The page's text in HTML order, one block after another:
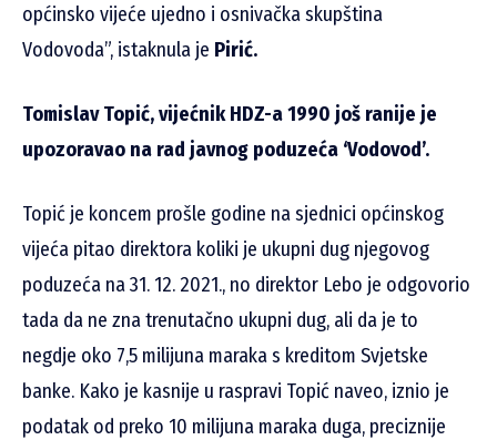
općinsko vijeće ujedno i osnivačka skupština
Vodovoda”, istaknula je Pirić.
Tomislav Topić, vijećnik HDZ-a 1990 još ranije je
upozoravao na rad javnog poduzeća ‘Vodovod’.
Topić je koncem prošle godine na sjednici općinskog
vijeća pitao direktora koliki je ukupni dug njegovog
poduzeća na 31. 12. 2021., no direktor Lebo je odgovorio
tada da ne zna trenutačno ukupni dug, ali da je to
negdje oko 7,5 milijuna maraka s kreditom Svjetske
banke. Kako je kasnije u raspravi Topić naveo, iznio je
podatak od preko 10 milijuna maraka duga, preciznije